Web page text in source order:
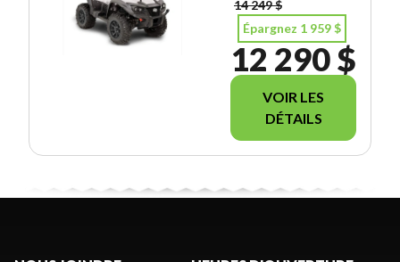
14 249 $
Épargnez 1 959 $
12 290 $
VOIR LES
DÉTAILS